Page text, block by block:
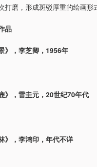
打磨，形成斑驳厚重的绘画形
品
》，李芝卿，1956年
》，雷圭元，20世纪70年代
》，李鸿印，年代不详